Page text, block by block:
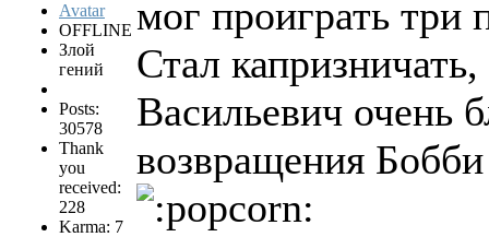
OFFLINE
Злой
гений
Posts:
30578
Thank
you
received:
228
Karma: 7
мог проиграть три
Стал
Васильевич очень
возвращения